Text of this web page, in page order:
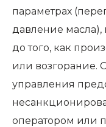
параметрах
давление масла),
до того, как
или возгорание.
управления
оператором или